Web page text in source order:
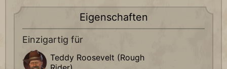
Eigenschaften
Einzigartig für
Teddy Roosevelt (Rough